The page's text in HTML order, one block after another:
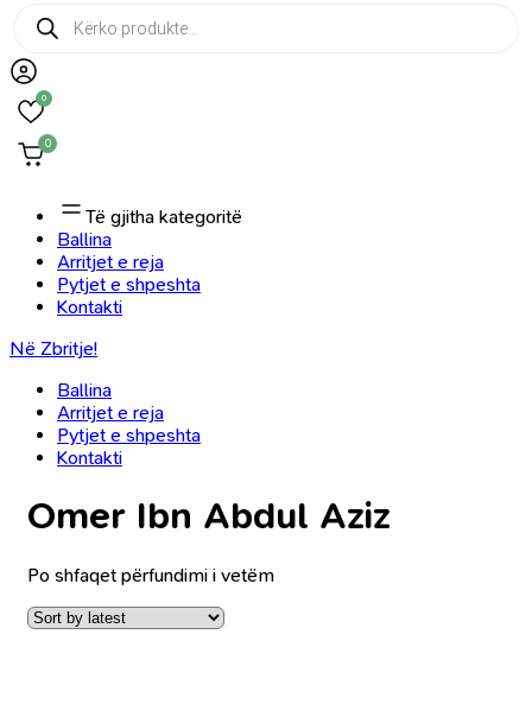
Products
search
0
0
Të gjitha kategoritë
Ballina
Arritjet e reja
Pytjet e shpeshta
Kontakti
Në Zbritje!
Ballina
Arritjet e reja
Pytjet e shpeshta
Kontakti
Omer Ibn Abdul Aziz
Po shfaqet përfundimi i vetëm